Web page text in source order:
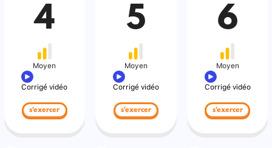
4
Moyen
Corrigé vidéo
s'exercer
5
Moyen
Corrigé vidéo
s'exercer
6
Moyen
Corrigé vidéo
s'exercer